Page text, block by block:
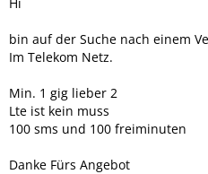
bin auf der Suche nach einem
Im Telekom Netz.
Min. 1 gig lieber 2
Lte ist kein muss
100 sms und 100 freiminuten
Danke Fürs Angebot